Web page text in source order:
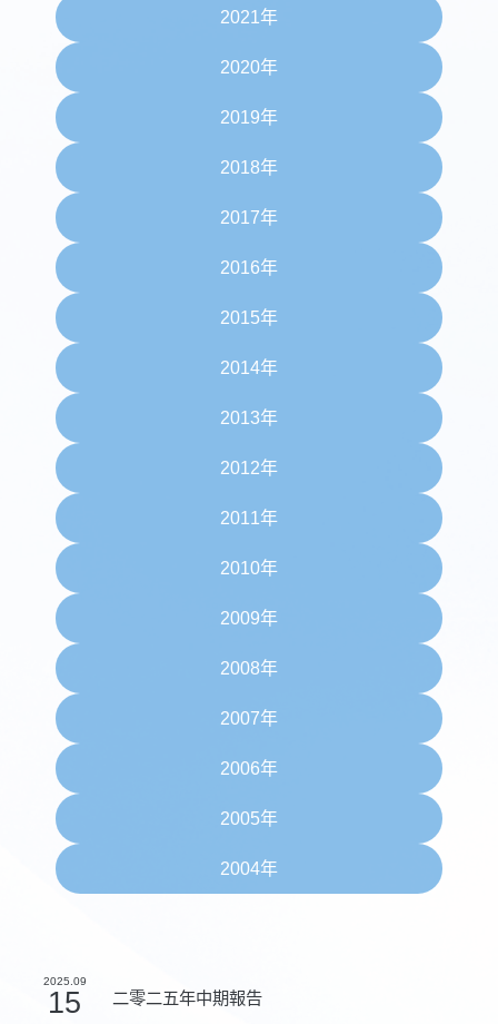
2021年
2020年
2019年
2018年
2017年
2016年
2015年
2014年
2013年
2012年
2011年
2010年
2009年
2008年
2007年
2006年
2005年
2004年
2025.09
15 二零二五年中期報告